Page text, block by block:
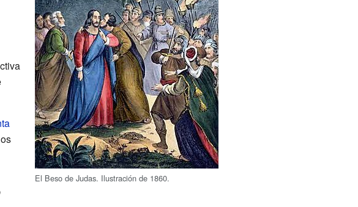
El Beso de Judas. Ilustración de 1860.